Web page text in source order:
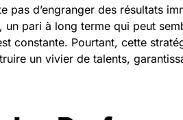
pas d’engranger des résultats
un pari à long terme qui peut
constante. Pourtant, cette
un vivier de talents,